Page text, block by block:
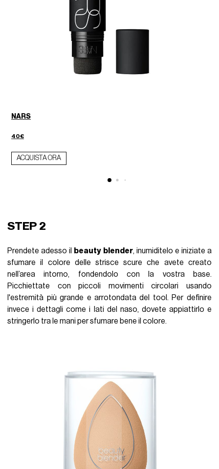
NARS
40€
ACQUISTA ORA
STEP 2
Prendete adesso il beauty blender, inumiditelo e iniziate a
sfumare il colore delle strisce scure che avete creato
nell’area intorno, fondendolo con la vostra base.
Picchiettate con piccoli movimenti circolari usando
l'estremità più grande e arrotondata del tool. Per definire
invece i dettagli come i lati del naso, dovete appiattirlo e
stringerlo tra le mani per sfumare bene il colore.